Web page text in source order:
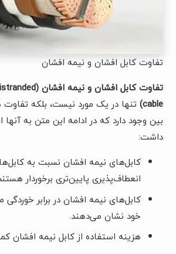
تفاوت کابل افشان و نیمه افشان
تفاوت کابل افشان و نیمه افشان
cable) تنها در یک مورد نیست، بلکه تفاوت
بین وجود دارد که در ادامه این متن به آنها
داشت:
کابل‌های نیمه افشان نسبت به
انعطاف‌پذیری پایین‌تری برخوردار
کابل‌های نیمه افشان در برابر
خود نشان می‌دهند.
هزینه استفاده از کابل نیمه افشان